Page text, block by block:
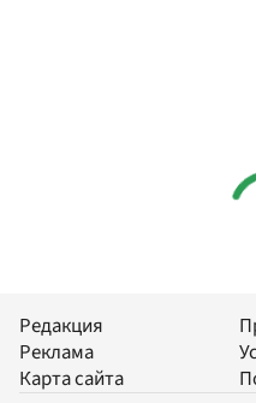
Редакция
Реклама
Карта сайта